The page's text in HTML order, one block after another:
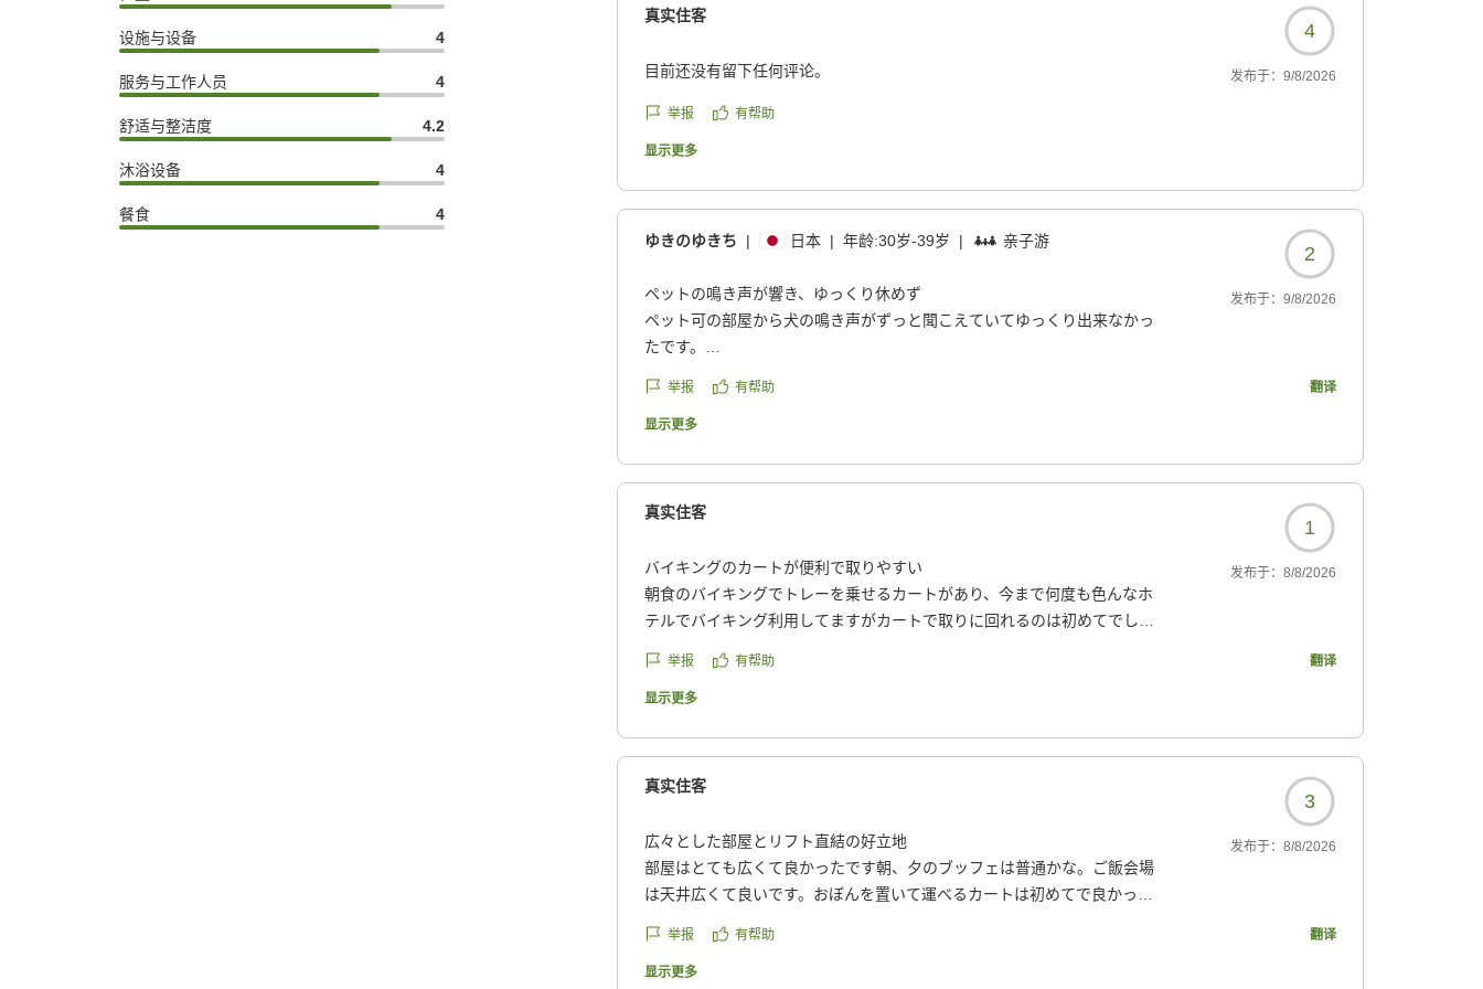
设施与设备 4
服务与工作人员 4
舒适与整洁度 4.2
沐浴设备 4
餐食 4
真实住客
4
目前还没有留下任何评论。 发布于： 9/8/2026
举报 有帮助
显示更多
ゆきのゆきち | 日本 | 年龄:30岁-39岁 | 亲子游
2
ペットの鳴き声が響き、ゆっくり休めず
ペット可の部屋から犬の鳴き声がずっと聞こえていてゆっくり出来なかっ
たです。
フロアは分かれていますが、建物は分かれていないので動物が苦手な人は
要注意です。
https://review.travel.rakuten.co.jp/hotel/voice/1614?
reviewId=33123478639890
发布于： 9/8/2026
举报 有帮助 翻译
显示更多
真实住客
1
バイキングのカートが便利で取りやすい
朝食のバイキングでトレーを乗せるカートがあり、今まで何度も色んなホ
テルでバイキング利用してますがカートで取りに回れるのは初めてでし
クチコミの詳細はこちらから
https://review.travel.rakuten.co.jp/hotel/voice/1614?
发布于： 8/8/2026
举报 有帮助 翻译
显示更多
真实住客
3
広々とした部屋とリフト直結の好立地
部屋はとても広くて良かったです朝、夕のブッフェは普通かな。ご飯会場
は天井広くて良いです。おぼんを置いて運べるカートは初めてで良かった
リフトもホテルからすぐで景色良くソフトクリームも美味しかったです^^
他の画像やクチコミの詳細はこちらから
发布于： 8/8/2026
举报 有帮助 翻译
显示更多